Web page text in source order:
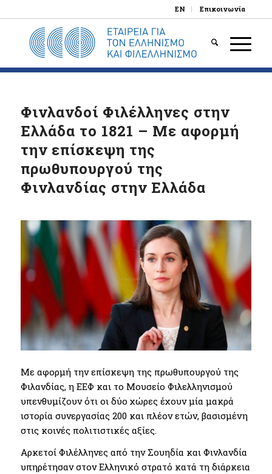
EN Επικοινωνία
Φινλανδοί Φιλέλληνες στην
Ελλάδα το 1821 – Με αφορμή
την επίσκεψη της
πρωθυπουργού της
Φινλανδίας στην Ελλάδα
Με αφορμή την επίσκεψη της πρωθυπουργού της
Φιλανδίας, η ΕΕΦ και το Μουσείο Φιλελληνισμού
υπενθυμίζουν ότι οι δύο χώρες έχουν μία μακρά
ιστορία συνεργασίας 200 και πλέον ετών, βασισμένη
στις κοινές πολιτιστικές αξίες.
Αρκετοί Φιλέλληνες από την Σουηδία και Φινλανδία
υπηρέτησαν στον Ελληνικό στρατό κατά τη διάρκεια